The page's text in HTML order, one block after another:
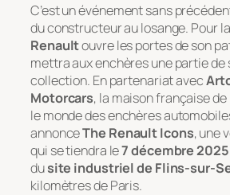
C’est un événement sans
du constructeur au losange. Pour
Renaultouvre les portes de son
mettra aux enchères une partie de
collection. En partenariat avec
Motorcars, la maison française
le monde des enchères
annonceThe Renault Icons, une
qui se tiendra le7 décembre 2025
dusite industriel de Flins-sur-
kilomètres de Paris.